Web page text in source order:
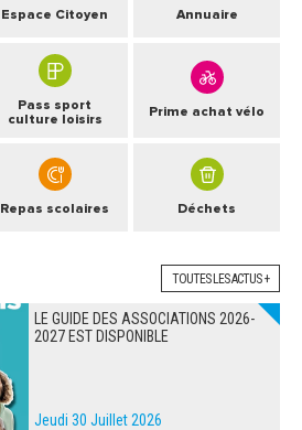
Espace Citoyen Annuaire
Pass sport
culture loisirs
Prime achat vélo
Repas scolaires Déchets
TOUTES LES ACTUS +
LE GUIDE DES ASSOCIATIONS 2026-
2027 EST DISPONIBLE
Jeudi 30 Juillet 2026